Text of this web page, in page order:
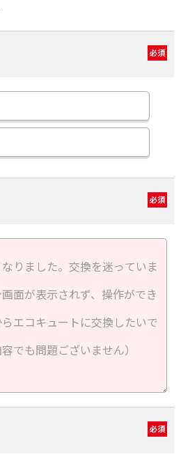
必須
必須
必須